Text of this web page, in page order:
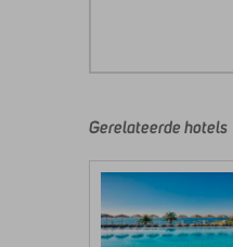
Gerelateerde hotels